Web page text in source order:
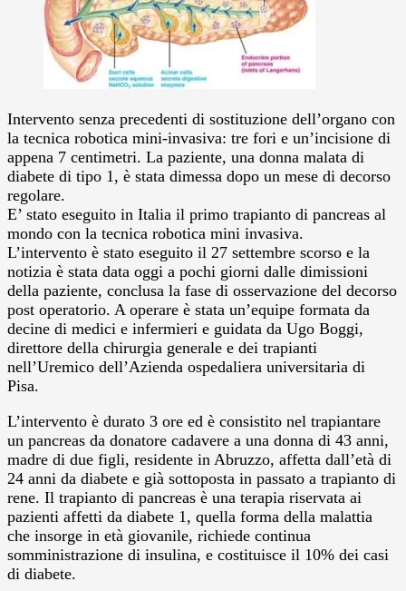
Intervento senza precedenti di sostituzione dell’organo con
la tecnica robotica mini-invasiva: tre fori e un’incisione di
appena 7 centimetri. La paziente, una donna malata di
diabete di tipo 1, è stata dimessa dopo un mese di decorso
regolare.
E’ stato eseguito in Italia il primo trapianto di pancreas al
mondo con la tecnica robotica mini invasiva.
L’intervento è stato eseguito il 27 settembre scorso e la
notizia è stata data oggi a pochi giorni dalle dimissioni
della paziente, conclusa la fase di osservazione del decorso
post operatorio. A operare è stata un’equipe formata da
decine di medici e infermieri e guidata da Ugo Boggi,
direttore della chirurgia generale e dei trapianti
nell’Uremico dell’Azienda ospedaliera universitaria di
Pisa.
L’intervento è durato 3 ore ed è consistito nel trapiantare
un pancreas da donatore cadavere a una donna di 43 anni,
madre di due figli, residente in Abruzzo, affetta dall’età di
24 anni da diabete e già sottoposta in passato a trapianto di
rene. Il trapianto di pancreas è una terapia riservata ai
pazienti affetti da diabete 1, quella forma della malattia
che insorge in età giovanile, richiede continua
somministrazione di insulina, e costituisce il 10% dei casi
di diabete.